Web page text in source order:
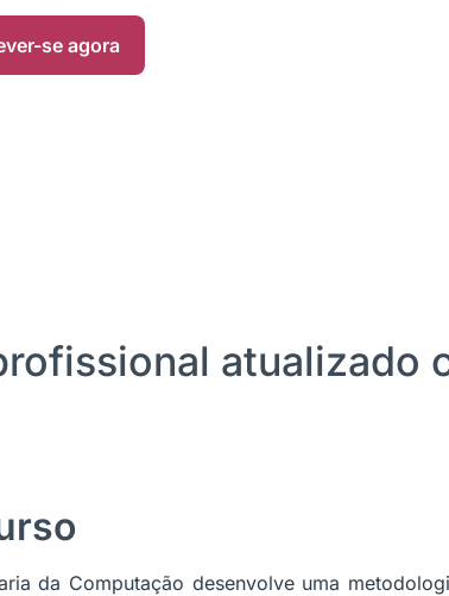
se agora
atualizado
da Computação desenvolve uma